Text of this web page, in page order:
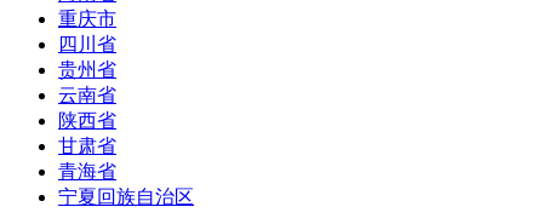
重庆市
四川省
贵州省
云南省
陕西省
甘肃省
青海省
宁夏回族自治区